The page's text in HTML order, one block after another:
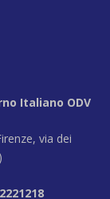
Italiano ODV
via dei